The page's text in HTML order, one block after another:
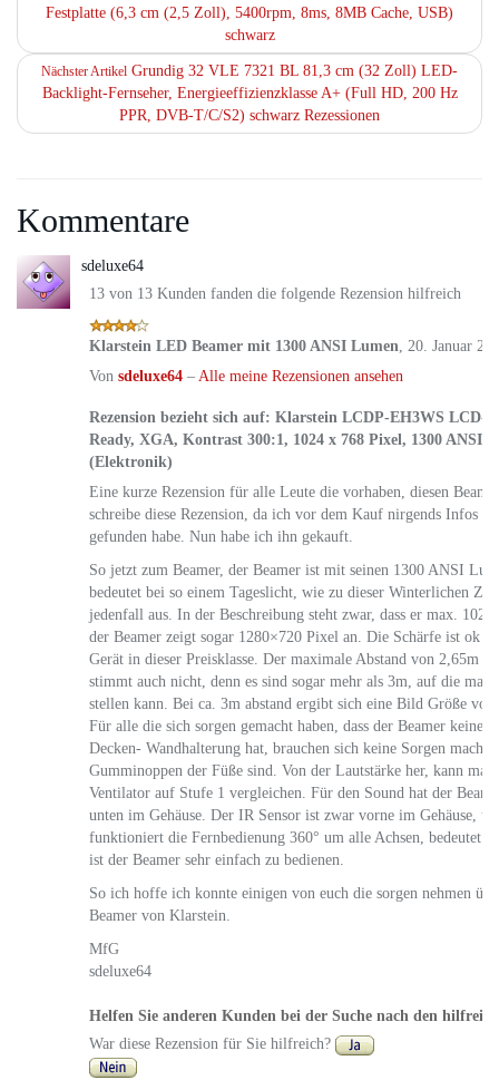
Festplatte (6,3 cm (2,5 Zoll), 5400rpm, 8ms, 8MB Cache, USB)
schwarz
Nächster Artikel Grundig 32 VLE 7321 BL 81,3 cm (32 Zoll) LED-
Backlight-Fernseher, Energieeffizienzklasse A+ (Full HD, 200 Hz
PPR, DVB-T/C/S2) schwarz Rezessionen
Kommentare
sdeluxe64
13 von 13 Kunden fanden die folgende Rezension hilfreich
Klarstein LED Beamer mit 1300 ANSI Lumen, 20. Januar
Von sdeluxe64 – Alle meine Rezensionen ansehen
Rezension bezieht sich auf: Klarstein LCDP-EH3WS LCD-
Ready, XGA, Kontrast 300:1, 1024 x 768 Pixel, 1300 ANSI
(Elektronik)
Eine kurze Rezension für alle Leute die vorhaben, diesen
schreibe diese Rezension, da ich vor dem Kauf nirgends Infos
gefunden habe. Nun habe ich ihn gekauft.
So jetzt zum Beamer, der Beamer ist mit seinen 1300 ANSI
bedeutet bei so einem Tageslicht, wie zu dieser Winterlichen
jedenfall aus. In der Beschreibung steht zwar, dass er max.
der Beamer zeigt sogar 1280×720 Pixel an. Die Schärfe ist ok
Gerät in dieser Preisklasse. Der maximale Abstand von 2,65m
stimmt auch nicht, denn es sind sogar mehr als 3m, auf die man
stellen kann. Bei ca. 3m abstand ergibt sich eine Bild Größe
Für alle die sich sorgen gemacht haben, dass der Beamer keine
Decken- Wandhalterung hat, brauchen sich keine Sorgen
Gumminoppen der Füße sind. Von der Lautstärke her, kann
Ventilator auf Stufe 1 vergleichen. Für den Sound hat der
unten im Gehäuse. Der IR Sensor ist zwar vorne im Gehäuse,
funktioniert die Fernbedienung 360° um alle Achsen, bedeutet
ist der Beamer sehr einfach zu bedienen.
So ich hoffe ich konnte einigen von euch die sorgen nehmen
Beamer von Klarstein.
MfG
sdeluxe64
Helfen Sie anderen Kunden bei der Suche nach den
War diese Rezension für Sie hilfreich?